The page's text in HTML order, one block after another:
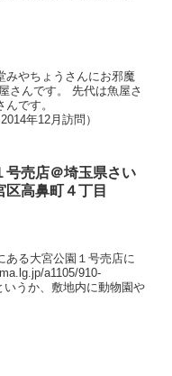
みやちょうさんにお邪魔
さんです。 先代は魚屋さ
です。
年12月訪問）
号売店＠埼玉県さい
区高鼻町４丁目
ある大宮公園１号売店に
a1105/910-
うか、敷地内に動物園や